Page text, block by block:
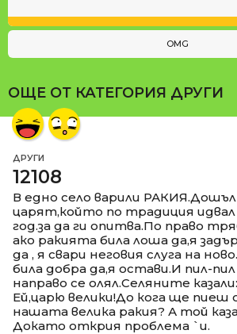
OMG
ОЩЕ ОТ КАТЕГОРИЯ ДРУГИ
ДРУГИ
12108
В едно село варили РАКИЯ.Дошъл
царят,който по традиция идвал
год.за да ги опитва.По право
ако ракията била лоша да,я
да , я свари неговия слуга на
била добра да,я остави.И пил-пил
направо се олял.Селяните казали:
Ей,царю велики!До кога ще пиеш
нашата велика ракия? А той
Докато открия проблема `и.